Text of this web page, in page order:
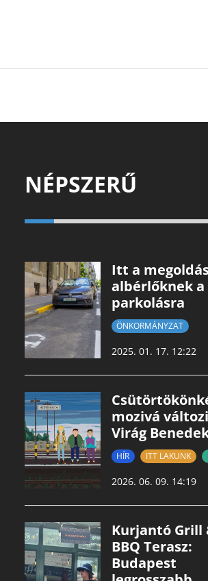
NÉPSZERŰ
Itt a
albérlőknek a
parkolásra
ÖNKORMÁNYZAT
2025. 01. 17. 12:22
mozivá
Virág
HÍR ITT LAKUNK
2026. 06. 09. 14:19
Kurjantó Grill
BBQ Terasz:
Budapest